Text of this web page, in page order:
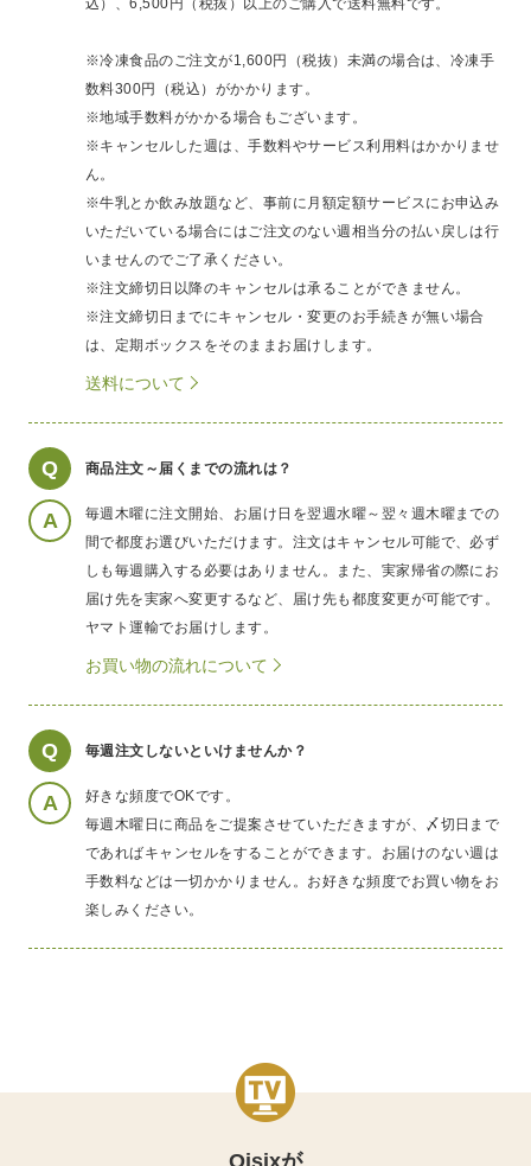
込）、6,500円（税抜）以上のご購入で送料無料です。
※冷凍食品のご注文が1,600円（税抜）未満の場合は、冷凍手
数料300円（税込）がかかります。
※地域手数料がかかる場合もございます。
※キャンセルした週は、手数料やサービス利用料はかかりませ
ん。
※牛乳とか飲み放題など、事前に月額定額サービスにお申込み
いただいている場合にはご注文のない週相当分の払い戻しは行
いませんのでご了承ください。
※注文締切日以降のキャンセルは承ることができません。
※注文締切日までにキャンセル・変更のお手続きが無い場合
は、定期ボックスをそのままお届けします。
送料について
Q 商品注文～届くまでの流れは？
A
毎週木曜に注文開始、お届け日を翌週水曜～翌々週木曜までの
間で都度お選びいただけます。注文はキャンセル可能で、必ず
しも毎週購入する必要はありません。また、実家帰省の際にお
届け先を実家へ変更するなど、届け先も都度変更が可能です。
ヤマト運輸でお届けします。
お買い物の流れについて
Q 毎週注文しないといけませんか？
A
好きな頻度でOKです。
毎週木曜日に商品をご提案させていただきますが、〆切日まで
であればキャンセルをすることができます。お届けのない週は
手数料などは一切かかりません。お好きな頻度でお買い物をお
楽しみください。